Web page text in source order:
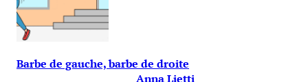
Barbe de gauche, barbe de droite
Anna Lietti